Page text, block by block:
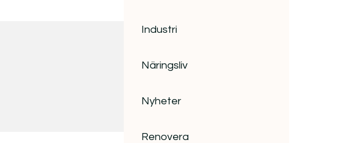
Industri
Näringsliv
Nyheter
Renovera